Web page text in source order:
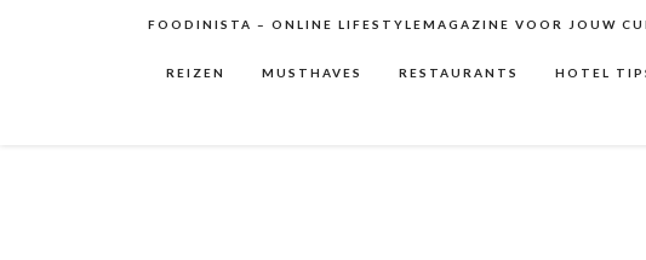
FOODINISTA – ONLINE LIFESTYLEMAGAZINE VOOR JOUW
REIZEN MUSTHAVES RESTAURANTS HOTEL